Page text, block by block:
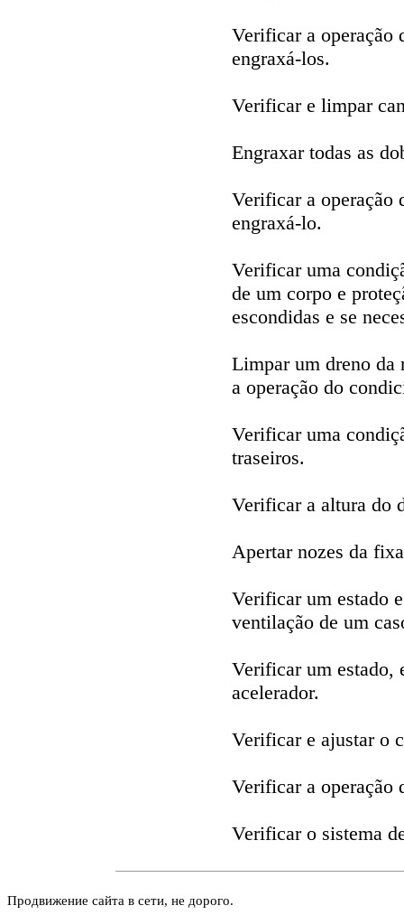
Verificar a operação
engraxá-los.
Verificar e limpar
Engraxar todas as
Verificar a operação
engraxá-lo.
Verificar uma
de um corpo e
escondidas e se
Limpar um dreno da
a operação do
Verificar uma
traseiros.
Verificar a altura do
Apertar nozes da
Verificar um estado
ventilação de um
Verificar um estado,
acelerador.
Verificar e ajustar o
Verificar a operação
Verificar o sistema
Продвижение сайта в сети, не дорого.